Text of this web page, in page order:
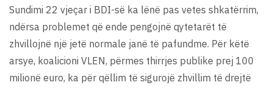
Sundimi 22 vjeçar i BDI-së ka lënë pas vetes shkatërrim,
ndërsa problemet që ende pengojnë qytetarët të
zhvillojnë një jetë normale janë të pafundme. Për këtë
arsye, koalicioni VLEN, përmes thirrjes publike prej 100
milionë euro, ka për qëllim të sigurojë zhvillim të drejtë